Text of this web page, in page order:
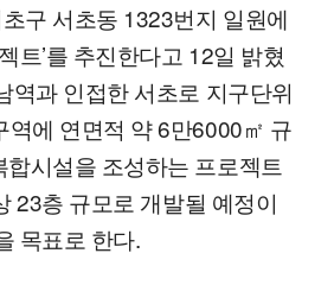
구 서초동 1323번지 일원에
트’를 추진한다고 12일 밝혔
역과 인접한 서초로 지구단위
역에 연면적 약 6만6000㎡ 규
합시설을 조성하는 프로젝트
23층 규모로 개발될 예정이
목표로 한다.